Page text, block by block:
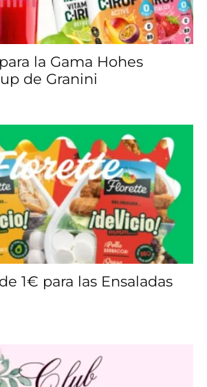
la Gama Hohes
de Granini
1€ para las Ensaladas